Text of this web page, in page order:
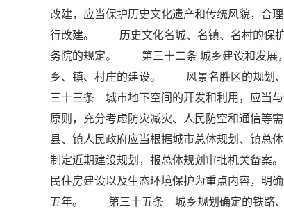
改建，应当保护历史文化遗产和传统风貌，合
行改建。 历史文化名城、名镇、名村的保护
务院的规定。 第三十二条 城乡建设和发展，
乡、镇、村庄的建设。 风景名胜区的规划
三十三条 城市地下空间的开发和利用，应当
原则，充分考虑防灾减灾、人民防空和通信
县、镇人民政府应当根据城市总体规划、镇总
制定近期建设规划，报总体规划审批机关备
民住房建设以及生态环境保护为重点内容，明
五年。 第三十五条 城乡规划确定的铁路、